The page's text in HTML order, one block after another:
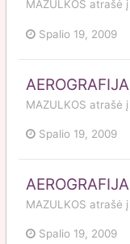
MAZULKOS atrašė į
Spalio 19, 2009
AEROGRAFIJA
MAZULKOS atrašė į
Spalio 19, 2009
AEROGRAFIJA
MAZULKOS atrašė į
Spalio 19, 2009